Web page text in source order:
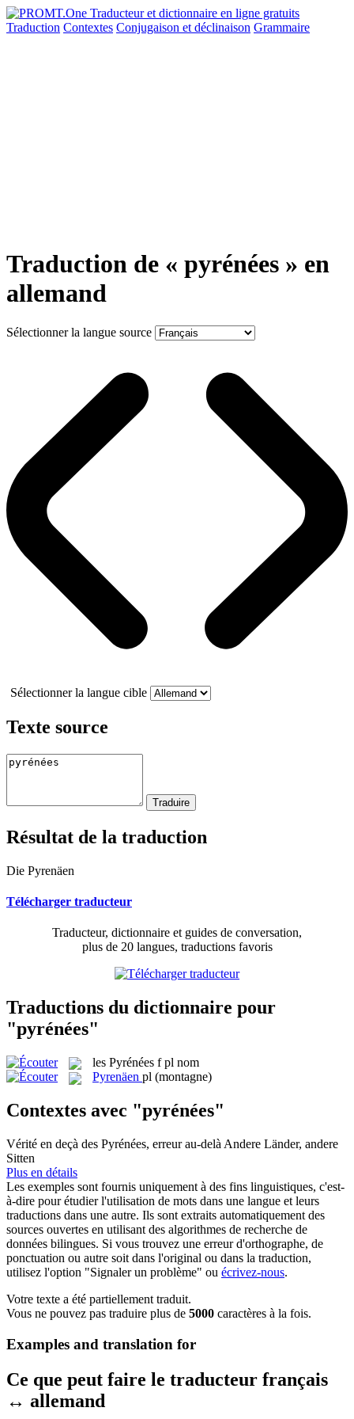
Traduction Contextes Conjugaison et déclinaison Grammaire
Traduction de « pyrénées » en
allemand
Sélectionner la langue source
Sélectionner la langue cible
Texte source
Résultat de la traduction
Die Pyrenäen
Télécharger traducteur
Traducteur, dictionnaire et guides de conversation,
plus de 20 langues, traductions favoris
Traductions du dictionnaire pour
"pyrénées"
les Pyrénées f pl nom
Pyrenäen pl (montagne)
Contextes avec "pyrénées"
Vérité en deçà des Pyrénées, erreur au-delà Andere Länder, andere
Sitten
Plus en détails
Les exemples sont fournis uniquement à des fins linguistiques, c'est-
à-dire pour étudier l'utilisation de mots dans une langue et leurs
traductions dans une autre. Ils sont extraits automatiquement des
sources ouvertes en utilisant des algorithmes de recherche de
données bilingues. Si vous trouvez une erreur d'orthographe, de
ponctuation ou autre soit dans l'original ou dans la traduction,
utilisez l'option "Signaler un problème" ou écrivez-nous.
Votre texte a été partiellement traduit.
Vous ne pouvez pas traduire plus de 5000 caractères à la fois.
Examples and translation for
Ce que peut faire le traducteur français
↔ allemand